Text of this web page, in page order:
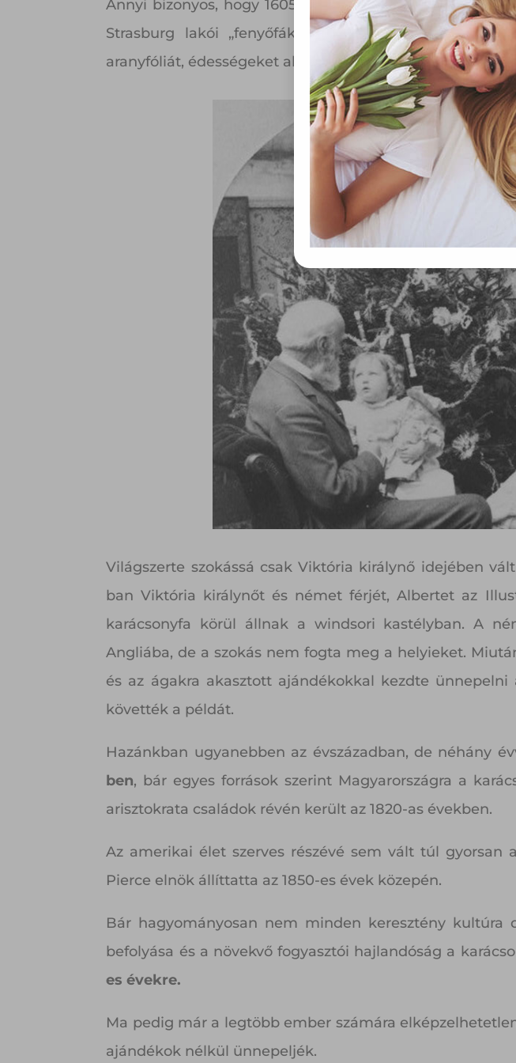
Annyi bizonyos, hogy 1605-ben már léteztek a
Strasburg lakói „fenyőfákat állítottak fel a
aranyfóliát, édességeket akasztottak rájuk.
Világszerte szokássá csak Viktória királynő idejében
ban Viktória királynőt és német férjét, Albertet az
karácsonyfa körül állnak a windsori kastélyban. A
Angliába, de a szokás nem fogta meg a helyieket.
és az ágakra akasztott ajándékokkal kezdte
követték a példát.
Hazánkban ugyanebben az évszázadban, de néhány
ben, bár egyes források szerint Magyarországra a
arisztokrata családok révén került az 1820-as években.
Az amerikai élet szerves részévé sem vált túl gyorsan
Pierce elnök állíttatta az 1850-es évek közepén.
Bár hagyományosan nem minden keresztény
befolyása és a növekvő fogyasztói hajlandóság a
es évekre.
Ma pedig már a legtöbb ember számára
ajándékok nélkül ünnepeljék.
valamint az Európai Unió
weblapoknak, melyek az
használatához, és ezeknek a
eszközén történő tárolásához a